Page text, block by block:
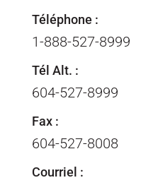
Téléphone :
1-888-527-8999
Tél Alt. :
604-527-8999
Fax :
604-527-8008
Courriel :